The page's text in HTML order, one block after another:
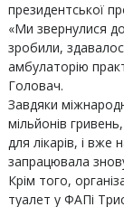
президентської
«Ми звернулися
зробили,
амбулаторію
Головач.
Завдяки
мільйонів
для лікарів, і вже
запрацювала
Крім того,
туалет у ФАПі